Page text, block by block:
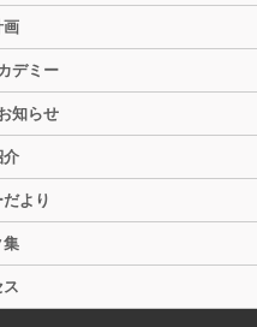
画
デミー
知らせ
介
より
集
ス